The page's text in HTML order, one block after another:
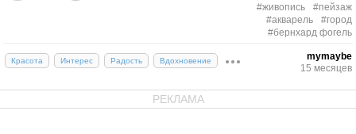
#живопись
#пейзаж
#акварель
#город
#бернхард фогель
Красота Интерес Радость Вдохновение
mymaybe
15 месяцев
РЕКЛАМА